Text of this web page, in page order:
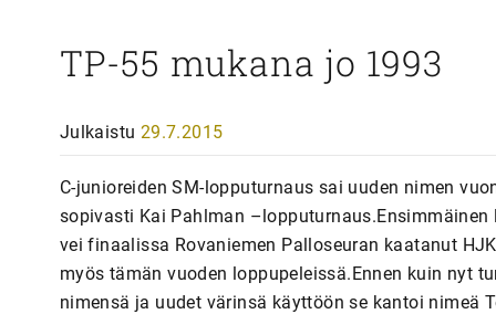
TP-55 mukana jo 1993
Julkaistu 29.7.2015
C-junioreiden SM-lopputurnaus sai uuden nimen
sopivasti Kai Pahlman
vei finaalissa Rovaniemen Palloseuran kaatanut
myös tämän vuoden loppupeleissä.Ennen kuin nyt
nimensä ja uudet värinsä käyttöön se kantoi nimeä